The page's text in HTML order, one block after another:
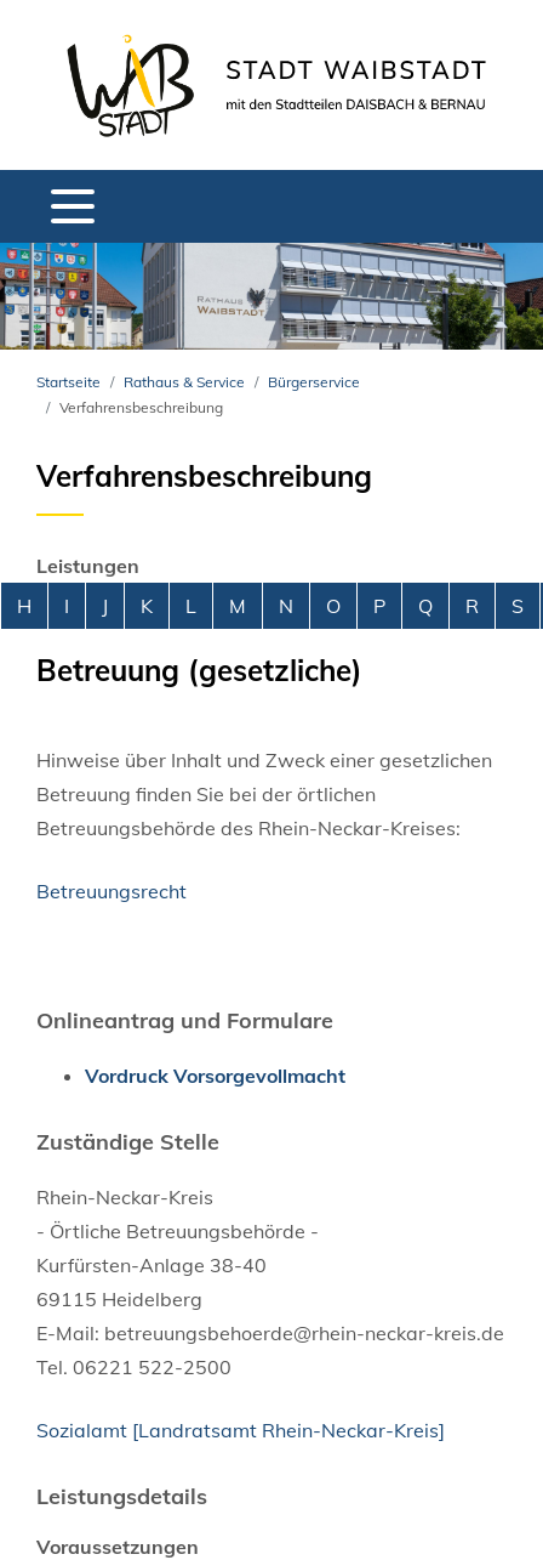
Startseite Rathaus & Service
Bürgerservice
Verfahrensbeschreibung
Verfahrensbeschreibung
Leistungen
Alphabetisches Register überspringen
H I J K L M N O P Q R S
Betreuung (gesetzliche)
Hinweise über Inhalt und Zweck einer gesetzlichen
Betreuung finden Sie bei der örtlichen
Betreuungsbehörde des Rhein-Neckar-Kreises:
Betreuungsrecht
Onlineantrag und Formulare
Vordruck Vorsorgevollmacht
Zuständige Stelle
Rhein-Neckar-Kreis
- Örtliche Betreuungsbehörde -
Kurfürsten-Anlage 38-40
69115 Heidelberg
E-Mail: betreuungsbehoerde@rhein-neckar-kreis.de
Tel. 06221 522-2500
Sozialamt [Landratsamt Rhein-Neckar-Kreis]
Leistungsdetails
Voraussetzungen